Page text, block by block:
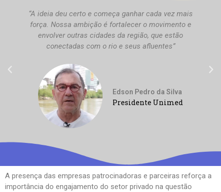
“A ideia deu certo e começa ganhar cada vez mais
força. Nossa ambição é fortalecer o movimento e
envolver outras cidades da região, que estão
conectadas com o rio e seus afluentes”​
Edson Pedro da Silva
Presidente Unimed
A presença das empresas patrocinadoras e parceiras reforça a
importância do engajamento do setor privado na questão